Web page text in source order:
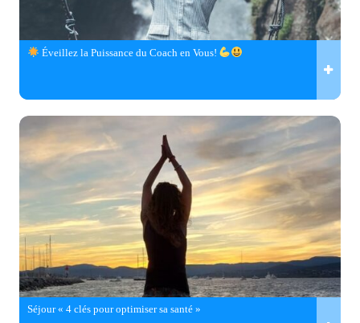
Éveillez la Puissance du Coach en Vous!
Séjour « 4 clés pour optimiser sa santé »